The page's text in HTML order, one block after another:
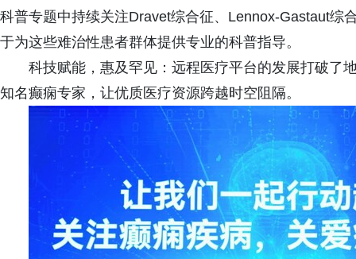
科普专题中持续关注Dravet综合征、Lennox-Gastaut综
于为这些难治性患者群体提供专业的科普指导。
科技赋能，惠及罕见：远程医疗平台的发展打破了
知名癫痫专家，让优质医疗资源跨越时空阻隔。